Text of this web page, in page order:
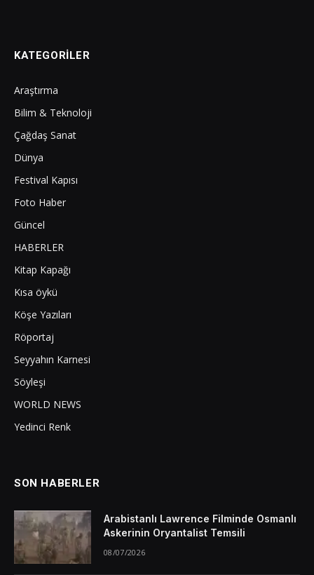
KATEGORILER
Araştırma
Bilim & Teknoloji
Çağdaş Sanat
Dünya
Festival Kapısı
Foto Haber
Güncel
HABERLER
Kitap Kapağı
Kısa öykü
Köşe Yazıları
Röportaj
Seyyahın Karnesi
Söyleşi
WORLD NEWS
Yedinci Renk
SON HABERLER
Arabistanlı Lawrence Filminde Osmanlı
Askerinin Oryantalist Temsili
08/07/2026